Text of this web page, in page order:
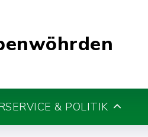
& POLITIK